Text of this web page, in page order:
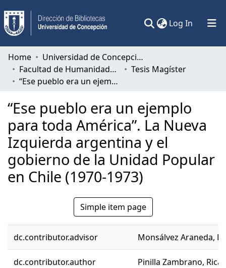
Log In (current)
Communities & Collections
All of DSpace
Home
Universidad de Concepción
Facultad de Humanidades y Arte
Tesis Magíster
“Ese pueblo era un ejemplo para toda América”. La Nueva Izquierda argentina y el gobierno de la Unidad Popular en Chile (1970-1973)
“Ese pueblo era un ejemplo
para toda América”. La Nueva
Izquierda argentina y el
gobierno de la Unidad Popular
en Chile (1970-1973)
Simple item page
dc.contributor.advisor Monsálvez Araneda,
dc.contributor.author Pinilla Zambrano,